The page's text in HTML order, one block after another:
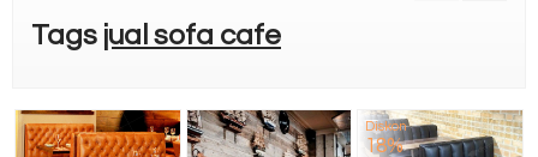
Tags jual sofa cafe
Diskon
18%